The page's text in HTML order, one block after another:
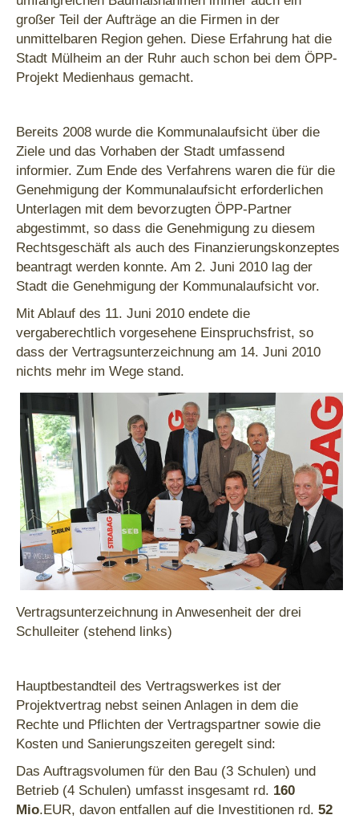
großer Teil der Aufträge an die Firmen in der
unmittelbaren Region gehen. Diese Erfahrung hat die
Stadt Mülheim an der Ruhr auch schon bei dem ÖPP-
Projekt Medienhaus gemacht.
Bereits 2008 wurde die Kommunalaufsicht über die
Ziele und das Vorhaben der Stadt umfassend
informier. Zum Ende des Verfahrens waren die für die
Genehmigung der Kommunalaufsicht erforderlichen
Unterlagen mit dem bevorzugten ÖPP-Partner
abgestimmt, so dass die Genehmigung zu diesem
Rechtsgeschäft als auch des Finanzierungskonzeptes
beantragt werden konnte. Am 2. Juni 2010 lag der
Stadt die Genehmigung der Kommunalaufsicht vor.
Mit Ablauf des 11. Juni 2010 endete die
vergaberechtlich vorgesehene Einspruchsfrist, so
dass der Vertragsunterzeichnung am 14. Juni 2010
nichts mehr im Wege stand.
Vertragsunterzeichnung in Anwesenheit der drei
Schulleiter (stehend links)
Hauptbestandteil des Vertragswerkes ist der
Projektvertrag nebst seinen Anlagen in dem die
Rechte und Pflichten der Vertragspartner sowie die
Kosten und Sanierungszeiten geregelt sind:
Das Auftragsvolumen für den Bau (3 Schulen) und
Betrieb (4 Schulen) umfasst insgesamt rd. 160
Mio.EUR, davon entfallen auf die Investitionen rd. 52